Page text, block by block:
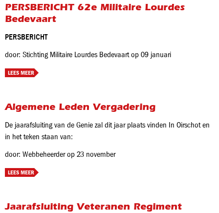
PERSBERICHT 62e Militaire Lourdes
Bedevaart
PERSBERICHT
door: Stichting Militaire Lourdes Bedevaart op 09 januari
LEES MEER
Algemene Leden Vergadering
De jaarafsluiting van de Genie zal dit jaar plaats vinden In Oirschot en
in het teken staan van:
door: Webbeheerder op 23 november
LEES MEER
Jaarafsluiting Veteranen Regiment